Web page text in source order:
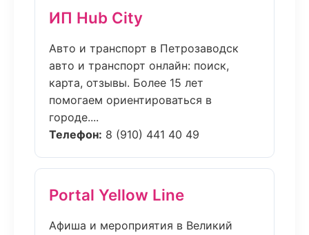
ИП Hub City
Авто и транспорт в Петрозаводск
авто и транспорт онлайн: поиск,
карта, отзывы. Более 15 лет
помогаем ориентироваться в
городе....
Телефон: 8 (910) 441 40 49
Portal Yellow Line
Афиша и мероприятия в Великий